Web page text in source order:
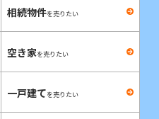
相続物件を売りたい
空き家を売りたい
一戸建てを売りたい